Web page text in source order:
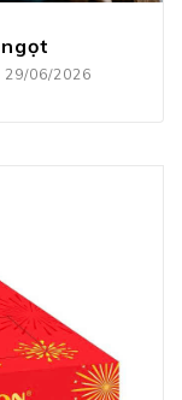
29/06/2026